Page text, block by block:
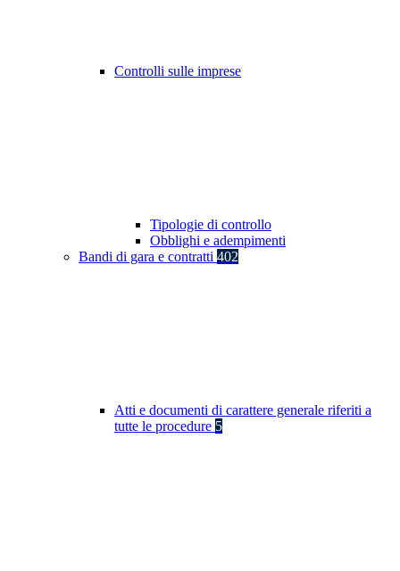
Controlli sulle imprese
Tipologie di controllo
Obblighi e adempimenti
Bandi di gara e contratti 402
Atti e documenti di carattere generale riferiti a
tutte le procedure 5